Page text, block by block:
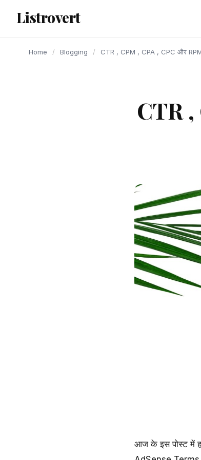
content
Listrovert
Home / Blogging / CTR , CPM , CPA , CPC और
CTR ,
आज के इस पोस्ट में